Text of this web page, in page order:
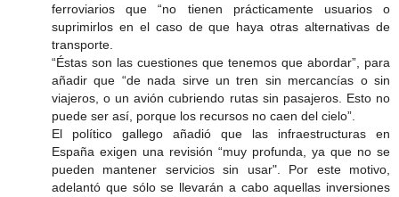
ferroviarios que “no tienen prácticamente usuarios o
suprimirlos en el caso de que haya otras alternativas de
transporte.
“Éstas son las cuestiones que tenemos que abordar”, para
añadir que “de nada sirve un tren sin mercancías o sin
viajeros, o un avión cubriendo rutas sin pasajeros. Esto no
puede ser así, porque los recursos no caen del cielo”.
El político gallego añadió que las infraestructuras en
España exigen una revisión “muy profunda, ya que no se
pueden mantener servicios sin usar". Por este motivo,
adelantó que sólo se llevarán a cabo aquellas inversiones